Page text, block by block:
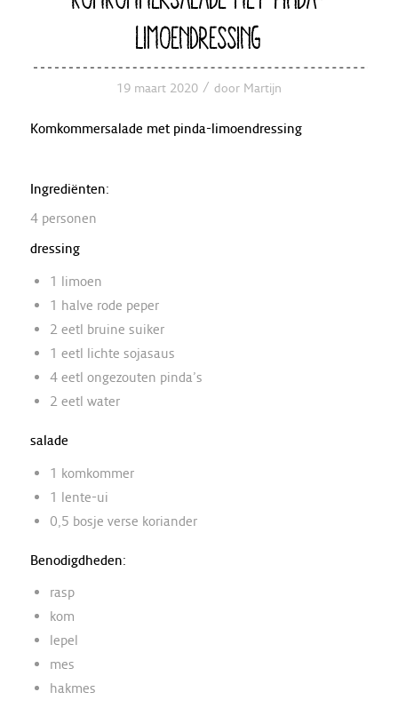
LIMOENDRESSING
19 maart 2020 / door Martijn
Komkommersalade met pinda-limoendressing
Ingrediënten:
4 personen
dressing
1 limoen
1 halve rode peper
2 eetl bruine suiker
1 eetl lichte sojasaus
4 eetl ongezouten pinda’s
2 eetl water
salade
1 komkommer
1 lente-ui
0,5 bosje verse koriander
Benodigdheden:
rasp
kom
lepel
mes
hakmes